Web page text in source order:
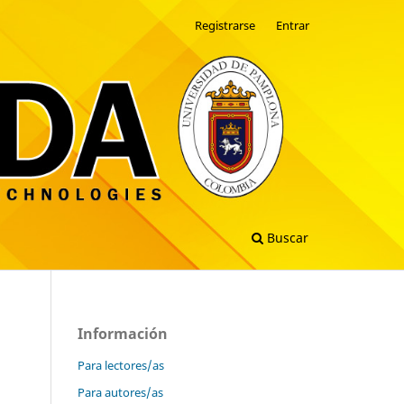
Buscar
Registrarse Entrar
Información
Para lectores/as
Para autores/as